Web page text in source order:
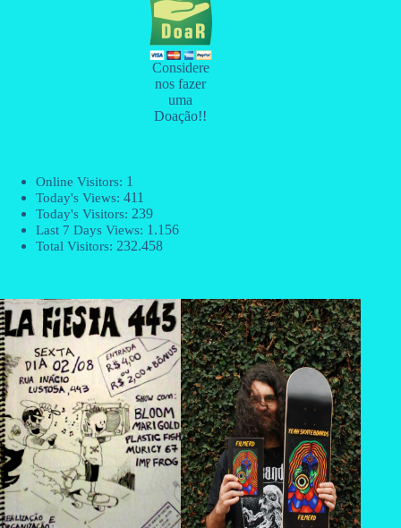
Considere
nos fazer
uma
Doação!!
Online Visitors: 1
Today's Views: 411
Today's Visitors: 239
Last 7 Days Views: 1.156
Total Visitors: 232.458